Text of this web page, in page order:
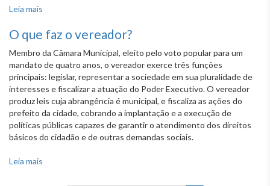
Leia mais
O que faz o vereador?
Membro da Câmara Municipal, eleito pelo voto popular para um
mandato de quatro anos, o vereador exerce três funções
principais: legislar, representar a sociedade em sua pluralidade de
interesses e fiscalizar a atuação do Poder Executivo. O vereador
produz leis cuja abrangência é municipal, e fiscaliza as ações do
prefeito da cidade, cobrando a implantação e a execução de
políticas públicas capazes de garantir o atendimento dos direitos
básicos do cidadão e de outras demandas sociais.
Leia mais